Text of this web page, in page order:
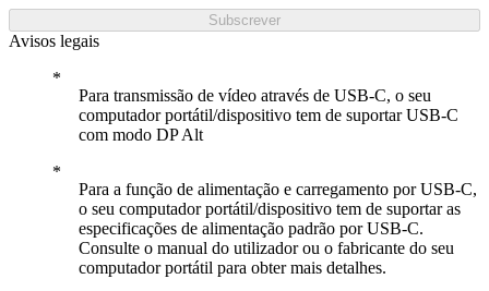
Subscrever
Avisos legais
Para transmissão de vídeo através de USB-C, o seu
computador portátil/dispositivo tem de suportar USB-C
com modo DP Alt
Para a função de alimentação e carregamento por USB-C,
o seu computador portátil/dispositivo tem de suportar as
especificações de alimentação padrão por USB-C.
Consulte o manual do utilizador ou o fabricante do seu
computador portátil para obter mais detalhes.